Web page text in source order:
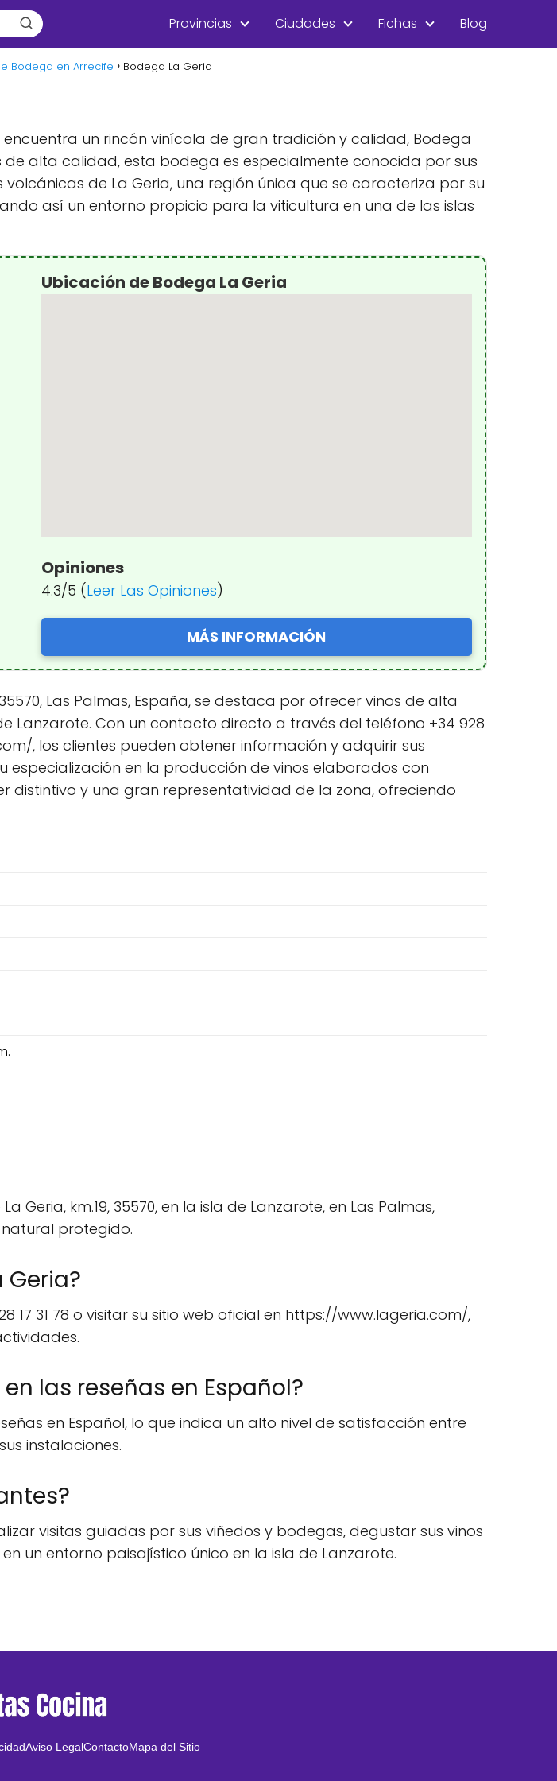
Provincias Ciudades Fichas Blog
Bodega en Arrecife Bodega La Geria
un rincón vinícola de gran tradición y calidad, Bodega
alta calidad, esta bodega es especialmente conocida por sus
de La Geria, una región única que se caracteriza por su
así un entorno propicio para la viticultura en una de las islas
Ubicación de Bodega La Geria
Opiniones
4.3/5 (Leer Las Opiniones)
MÁS INFORMACIÓN
Las Palmas, España, se destaca por ofrecer vinos de alta
Lanzarote. Con un contacto directo a través del teléfono +34 928
, los clientes pueden obtener información y adquirir sus
en la producción de vinos elaborados con
y una gran representatividad de la zona, ofreciendo
km.19, 35570, en la isla de Lanzarote, en Las Palmas,
natural protegido.
31 78 o visitar su sitio web oficial en https://www.lageria.com/,
las reseñas en Español?
en Español, lo que indica un alto nivel de satisfacción entre
instalaciones.
visitas guiadas por sus viñedos y bodegas, degustar sus vinos
un entorno paisajístico único en la isla de Lanzarote.
Aviso LegalContactoMapa del Sitio